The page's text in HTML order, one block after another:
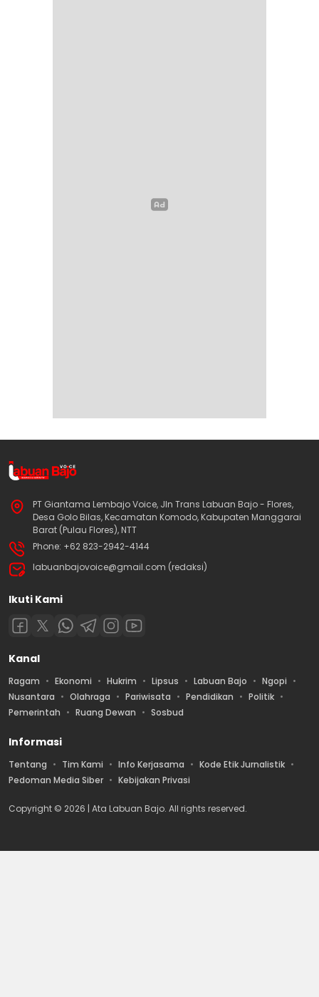
PT Giantama Lembajo Voice, Jln Trans Labuan Bajo - Flores,
Desa Golo Bilas, Kecamatan Komodo, Kabupaten Manggarai
Barat (Pulau Flores), NTT
Phone: +62 823-2942-4144
labuanbajovoice@gmail.com (redaksi)
Ikuti Kami
Kanal
Ragam Ekonomi Hukrim Lipsus Labuan Bajo
Ngopi
Nusantara
Olahraga Pariwisata Pendidikan
Politik
Pemerintah
Ruang Dewan Sosbud
Informasi
Tentang Tim Kami Info Kerjasama
Kode Etik Jurnalistik
Pedoman Media Siber
Kebijakan Privasi
Copyright © 2026 | Ata Labuan Bajo. All rights reserved.